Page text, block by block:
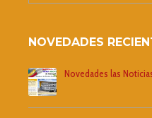
NOVEDADES
Novedades las